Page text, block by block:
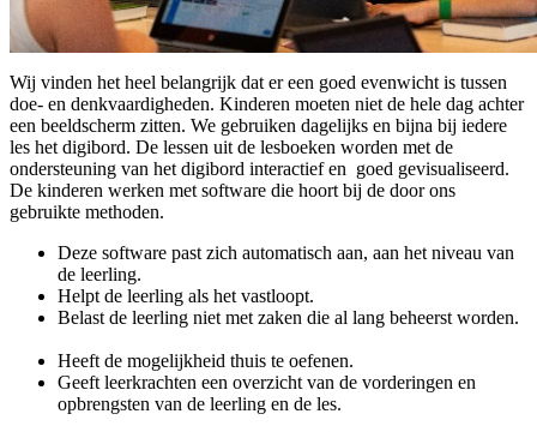
Wij vinden het heel belangrijk dat er een goed evenwicht is tussen
doe- en denkvaardigheden. Kinderen moeten niet de hele dag achter
een beeldscherm zitten. We gebruiken dagelijks en bijna bij iedere
les het digibord. De lessen uit de lesboeken worden met de
ondersteuning van het digibord interactief en goed gevisualiseerd.
De kinderen werken met software die hoort bij de door ons
gebruikte methoden.
Deze software past zich automatisch aan, aan het niveau van
de leerling.
Helpt de leerling als het vastloopt.
Belast de leerling niet met zaken die al lang beheerst worden.
Heeft de mogelijkheid thuis te oefenen.
Geeft leerkrachten een overzicht van de vorderingen en
opbrengsten van de leerling en de les.